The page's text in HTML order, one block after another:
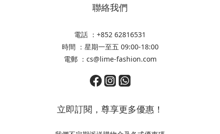
聯絡我們
電話 ：+852 62816531
時間 ：星期一至五 09:00-18:00
電郵 ：cs@lime-fashion.com
立即訂閱，尊享更多優惠！